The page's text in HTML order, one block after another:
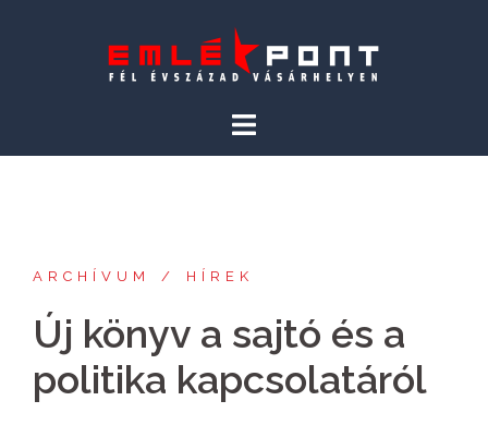
ARCHÍVUM HÍREK
Új könyv a sajtó és a
politika kapcsolatáról